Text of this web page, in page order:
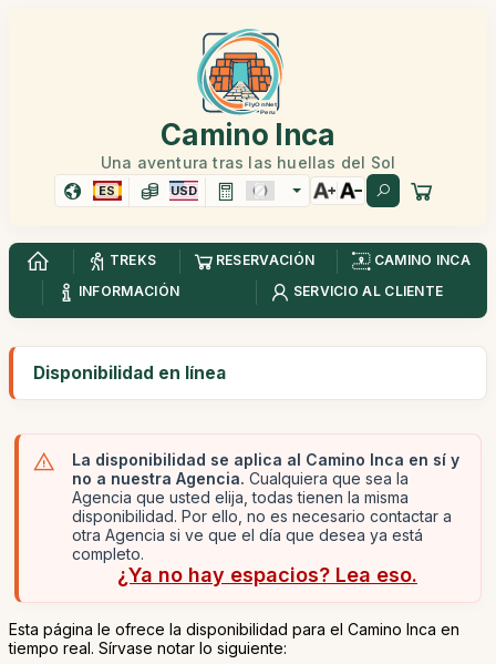
Camino Inca
Una aventura tras las huellas del Sol
ES USD
TREKS RESERVACIÓN
CAMINO INCA
INFORMACIÓN
SERVICIO AL CLIENTE
Disponibilidad en línea
La disponibilidad se aplica al Camino Inca en sí y
no a nuestra Agencia. Cualquiera que sea la
Agencia que usted elija, todas tienen la misma
disponibilidad. Por ello, no es necesario contactar a
otra Agencia si ve que el día que desea ya está
completo.
¿Ya no hay espacios? Lea eso.
Esta página le ofrece la disponibilidad para el Camino Inca en
tiempo real. Sírvase notar lo siguiente: